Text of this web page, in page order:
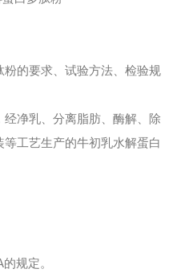
的要求、试验方法、检验规
净乳、分离脂肪、酶解、除
工艺生产的牛初乳水解蛋白
规定。